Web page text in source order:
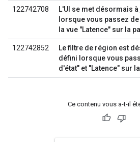
122742708
L'UI se met désormais
lorsque vous passez
la vue "Latence" sur la
122742852
Le filtre de région est
défini lorsque vous
d'état" et "Latence" sur
Ce contenu vous a-t-il